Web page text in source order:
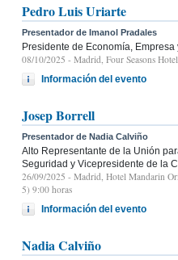
Pedro Luis Uriarte
Presentador de Imanol Pradales
Presidente de Economía, Empresa
08/10/2025 - Madrid, Four Seasons
Información del evento
Josep Borrell
Presentador de Nadia Calviño
Alto Representante de la Unión
Seguridad y Vicepresidente de la
26/09/2025 - Madrid, Hotel Mandarin
5) 9:00 horas
Información del evento
Nadia Calviño